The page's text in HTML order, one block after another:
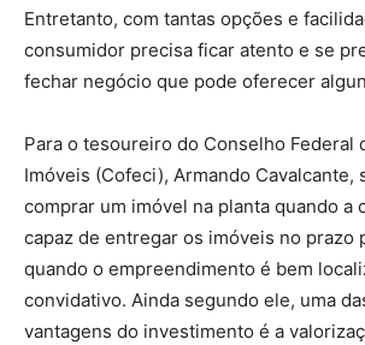
Entretanto, com tantas opções e
consumidor precisa ficar atento e se
fechar negócio que pode oferecer
Para o tesoureiro do Conselho Federal
Imóveis (Cofeci), Armando Cavalcante,
comprar um imóvel na planta quando a
capaz de entregar os imóveis no prazo
quando o empreendimento é bem
convidativo. Ainda segundo ele, uma
vantagens do investimento é a